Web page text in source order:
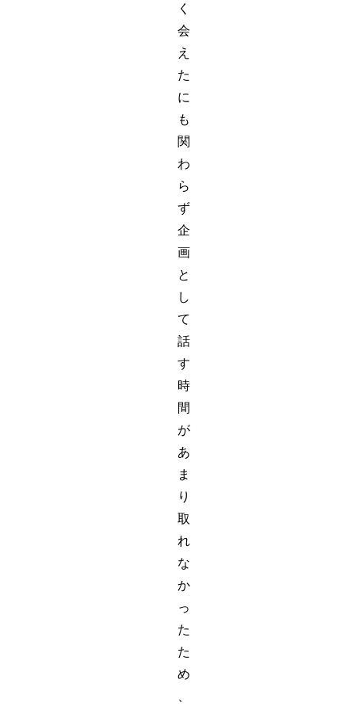
く
会
え
た
に
も
関
わ
ら
ず
企
画
と
し
て
話
す
時
間
が
あ
ま
り
取
れ
な
か
っ
た
た
め